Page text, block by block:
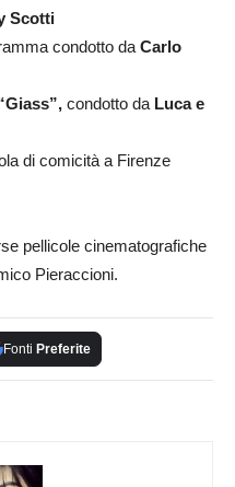
Scotti
condotto da Carlo
condotto da Luca e
di comicità a Firenze
pellicole cinematografiche
Pieraccioni.
Fonti Preferite